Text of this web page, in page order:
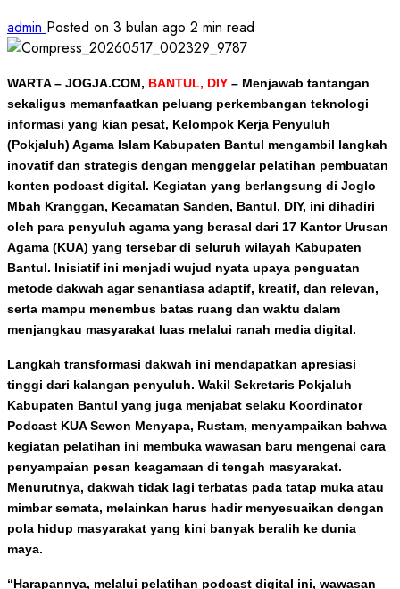
admin Posted on 3 bulan ago 2 min read
WARTA – JOGJA.COM, BANTUL, DIY – Menjawab tantangan
sekaligus memanfaatkan peluang perkembangan teknologi
informasi yang kian pesat, Kelompok Kerja Penyuluh
(Pokjaluh) Agama Islam Kabupaten Bantul mengambil langkah
inovatif dan strategis dengan menggelar pelatihan pembuatan
konten podcast digital. Kegiatan yang berlangsung di Joglo
Mbah Kranggan, Kecamatan Sanden, Bantul, DIY, ini dihadiri
oleh para penyuluh agama yang berasal dari 17 Kantor Urusan
Agama (KUA) yang tersebar di seluruh wilayah Kabupaten
Bantul. Inisiatif ini menjadi wujud nyata upaya penguatan
metode dakwah agar senantiasa adaptif, kreatif, dan relevan,
serta mampu menembus batas ruang dan waktu dalam
menjangkau masyarakat luas melalui ranah media digital.
Langkah transformasi dakwah ini mendapatkan apresiasi
tinggi dari kalangan penyuluh. Wakil Sekretaris Pokjaluh
Kabupaten Bantul yang juga menjabat selaku Koordinator
Podcast KUA Sewon Menyapa, Rustam, menyampaikan bahwa
kegiatan pelatihan ini membuka wawasan baru mengenai cara
penyampaian pesan keagamaan di tengah masyarakat.
Menurutnya, dakwah tidak lagi terbatas pada tatap muka atau
mimbar semata, melainkan harus hadir menyesuaikan dengan
pola hidup masyarakat yang kini banyak beralih ke dunia
maya.
“Harapannya, melalui pelatihan podcast digital ini, wawasan